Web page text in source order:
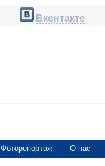
Вконтакте
Фоторепортаж О нас